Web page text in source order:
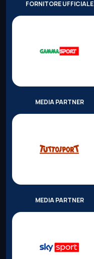
FORNITORE UFFICIALE
MEDIA PARTNER
MEDIA PARTNER